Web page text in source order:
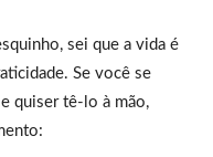
sei que a vida é
Se você se
e quiser tê-lo à mão,